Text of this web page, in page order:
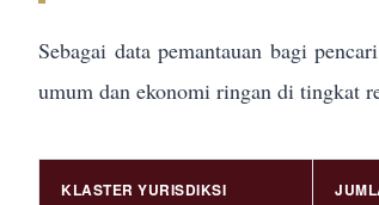
Sebagai data pemantauan bagi
umum dan ekonomi ringan di tingkat
KLASTER YURISDIKSI